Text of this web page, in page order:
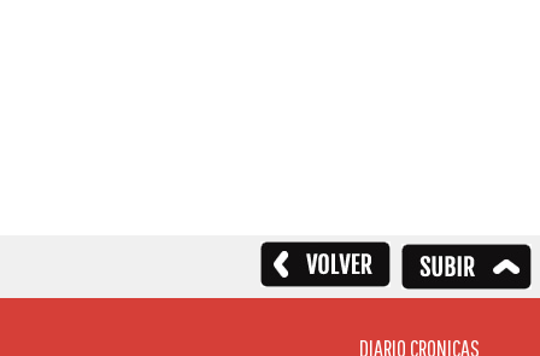
DIARIO CRONICAS